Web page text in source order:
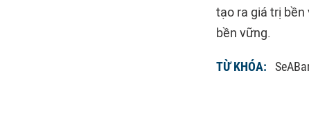
tạo ra giá trị bền
bền vững.
TỪ KHÓA: